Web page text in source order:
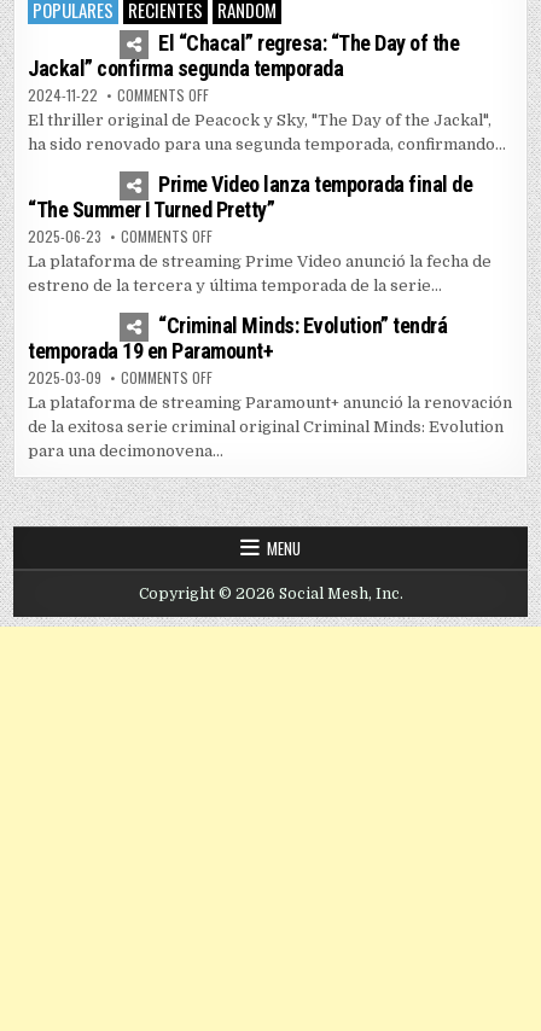
POPULARES
RECIENTES RANDOM
4 7451
El “Chacal” regresa: “The Day of the
Jackal” confirma segunda temporada
2024-11-22 COMMENTS OFFON EL “CHACAL” REGRESA: “THE DAY OF THE JACKAL”
El thriller original de Peacock y Sky, "The Day of the Jackal",
ha sido renovado para una segunda temporada, confirmando...
1 5158
Prime Video lanza temporada final de
“The Summer I Turned Pretty”
2025-06-23 COMMENTS OFFON PRIME VIDEO LANZA TEMPORADA FINAL DE “THE
La plataforma de streaming Prime Video anunció la fecha de
estreno de la tercera y última temporada de la serie...
0 3595
“Criminal Minds: Evolution” tendrá
temporada 19 en Paramount+
2025-03-09 COMMENTS OFFON “CRIMINAL MINDS: EVOLUTION” TENDRÁ
La plataforma de streaming Paramount+ anunció la renovación
de la exitosa serie criminal original Criminal Minds: Evolution
para una decimonovena...
MENU
Copyright © 2026 Social Mesh, Inc.